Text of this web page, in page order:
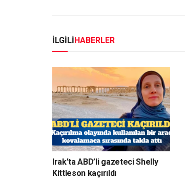
İLGİLİHABERLER
Irak’ta ABD’li gazeteci Shelly
Kittleson kaçırıldı